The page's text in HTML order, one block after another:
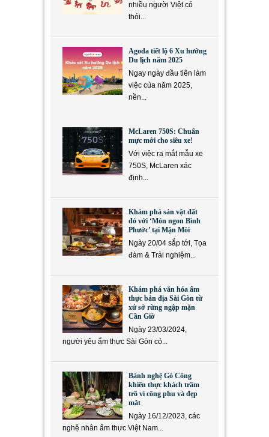
nhiều người Việt có
thói...
Agoda tiết lộ 6 Xu hướng
Du lịch năm 2025
Ngay ngày đầu tiên làm
việc của năm 2025,
nền...
McLaren 750S: Chuẩn
mực mới cho siêu xe!
Với việc ra mắt mẫu xe
750S, McLaren xác
định...
Khám phá sản vật đất
đỏ với ‘Món ngon Bình
Phước’ tại Mặn Mòi
Ngày 20/04 sắp tới, Tọa
đàm & Trải nghiệm...
Khám phá văn hóa ẩm
thực bản địa Sài Gòn từ
xứ sở rừng ngập mặn
Cần Giờ
Ngày 23/03/2024,
người yêu ẩm thực Sài Gòn có...
Bánh nghệ Gò Công
khiến thực khách trầm
trồ vì công phu và đẹp
mắt
Ngày 16/12/2023, các
nghệ nhân ẩm thực Việt Nam...